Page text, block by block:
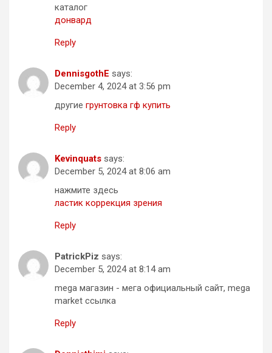
каталог
донвард
Reply
DennisgothE says:
December 4, 2024 at 3:56 pm
другие грунтовка гф купить
Reply
Kevinquats says:
December 5, 2024 at 8:06 am
нажмите здесь
ластик коррекция зрения
Reply
PatrickPiz says:
December 5, 2024 at 8:14 am
mega магазин - мега официальный сайт, mega
market ссылка
Reply